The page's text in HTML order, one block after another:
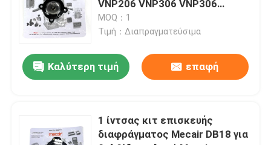
Πνευματικός κύλινδρος εμβόλων
Πνευματικό Lubricator ρυθμιστών φίλτρων
VNP206 VNP306 VNP306
VEM306
MOQ：1
Τιμή：Διαπραγματεύσιμα
Καλύτερη τιμή επαφή
1 ίντσας κιτ επισκευής
διαφράγματος Mecair DB18 για